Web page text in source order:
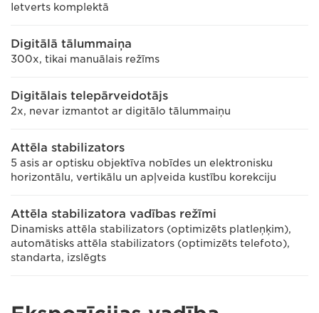
Ietverts komplektā
Digitālā tālummaiņa
300x, tikai manuālais režīms
Digitālais telepārveidotājs
2x, nevar izmantot ar digitālo tālummaiņu
Attēla stabilizators
5 asis ar optisku objektīva nobīdes un elektronisku
horizontālu, vertikālu un apļveida kustību korekciju
Attēla stabilizatora vadības režīmi
Dinamisks attēla stabilizators (optimizēts platleņķim),
automātisks attēla stabilizators (optimizēts telefoto),
standarta, izslēgts